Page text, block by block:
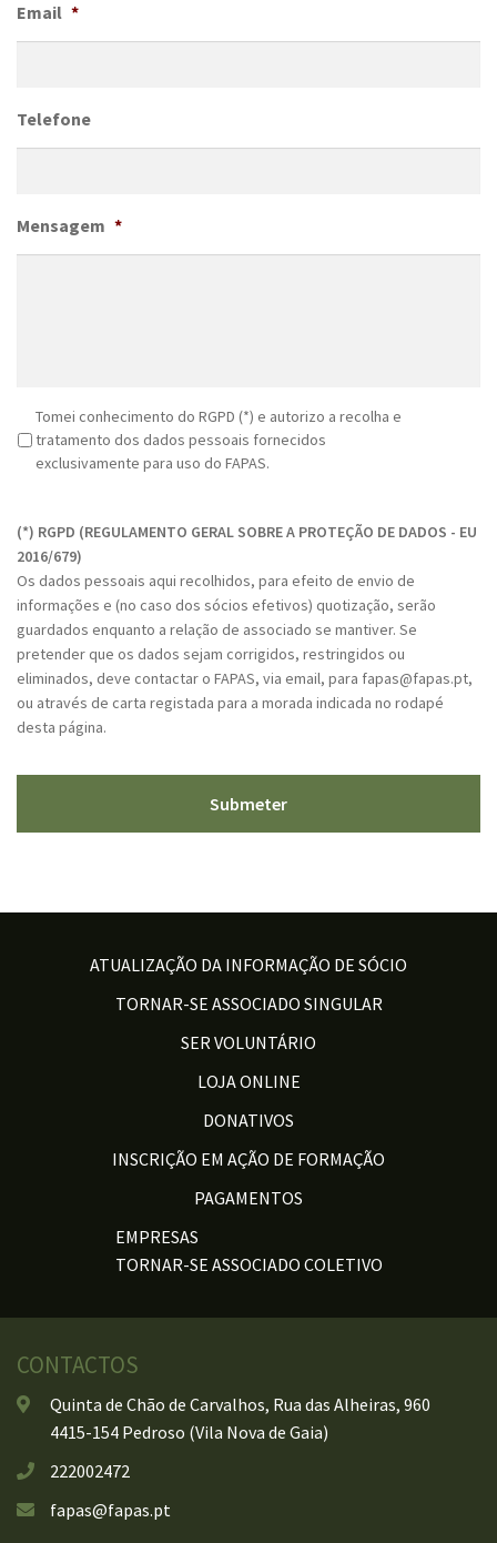
Email *
Telefone
Mensagem *
G
Tomei conhecimento do RGPD (*) e autorizo a recolha e
tratamento dos dados pessoais fornecidos
exclusivamente para uso do FAPAS.
A
P
T
C
H
A
(*) RGPD (REGULAMENTO GERAL SOBRE A PROTEÇÃO DE DADOS - EU
2016/679)
Os dados pessoais aqui recolhidos, para efeito de envio de
informações e (no caso dos sócios efetivos) quotização, serão
guardados enquanto a relação de associado se mantiver. Se
pretender que os dados sejam corrigidos, restringidos ou
eliminados, deve contactar o FAPAS, via email, para fapas@fapas.pt,
ou através de carta registada para a morada indicada no rodapé
desta página.
ATUALIZAÇÃO DA INFORMAÇÃO DE SÓCIO
TORNAR-SE ASSOCIADO SINGULAR
SER VOLUNTÁRIO
LOJA ONLINE
DONATIVOS
INSCRIÇÃO EM AÇÃO DE FORMAÇÃO
PAGAMENTOS
EMPRESAS
TORNAR-SE ASSOCIADO COLETIVO
CONTACTOS
Quinta de Chão de Carvalhos, Rua das Alheiras, 960
4415-154 Pedroso (Vila Nova de Gaia)
222002472
fapas@fapas.pt